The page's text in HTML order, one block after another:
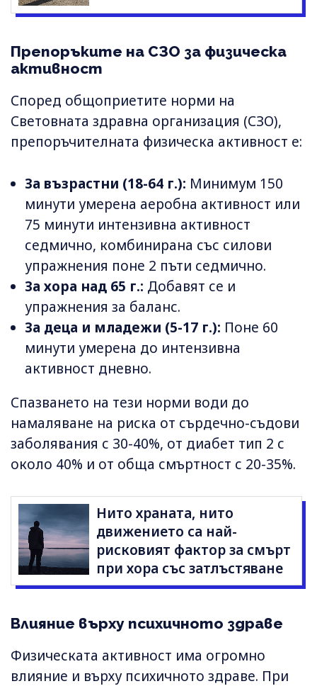
Препоръките на СЗО за физическа
активност
Според общоприетите норми на
Световната здравна организация (СЗО),
препоръчителната физическа активност е:
За възрастни (18-64 г.): Минимум 150
минути умерена аеробна активност или
75 минути интензивна активност
седмично, комбинирана със силови
упражнения поне 2 пъти седмично.
За хора над 65 г.: Добавят се и
упражнения за баланс.
За деца и младежи (5-17 г.): Поне 60
минути умерена до интензивна
активност дневно.
Спазването на тези норми води до
намаляване на риска от сърдечно-съдови
заболявания с 30-40%, от диабет тип 2 с
около 40% и от обща смъртност с 20-35%.
Нито храната, нито
движението са най-
рисковият фактор за смърт
при хора със затлъстяване
Влияние върху психичното здраве
Физическата активност има огромно
влияние и върху психичното здраве. При